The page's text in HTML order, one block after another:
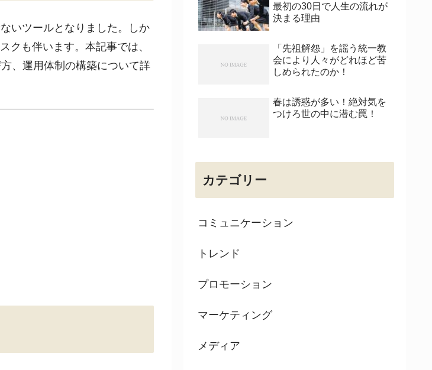
いツールとなりました。しか
クも伴います。本記事では、
、運用体制の構築について詳
最初の30日で人生の流れが
決まる理由
「先祖解怨」を謡う統一教
会により人々がどれほど苦
しめられたのか！
春は誘惑が多い！絶対気を
つけろ世の中に潜む罠！
カテゴリー
コミュニケーション
トレンド
プロモーション
マーケティング
メディア